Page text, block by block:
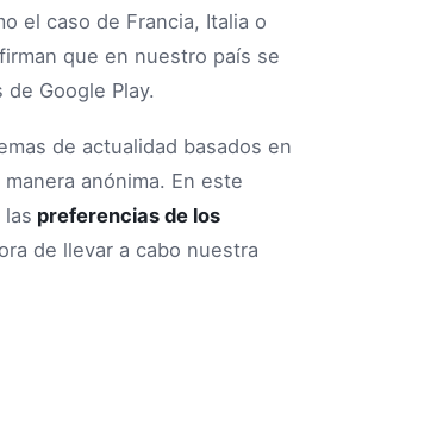
el caso de Francia, Italia o
que en nuestro país se
Google Play.
de actualidad basados en
anónima. En este
preferencias de los
de llevar a cabo nuestra